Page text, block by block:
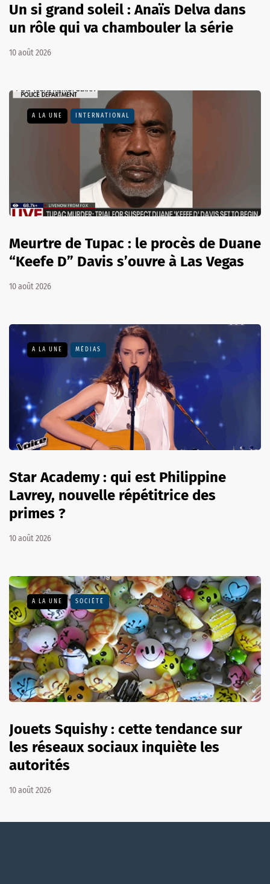
Un si grand soleil : Anaïs Delva dans
un rôle qui va chambouler la série
10 août 2026
A LA UNE INTERNATIONAL
Meurtre de Tupac : le procès de Duane
“Keefe D” Davis s’ouvre à Las Vegas
10 août 2026
A LA UNE MÉDIAS
Star Academy : qui est Philippine
Lavrey, nouvelle répétitrice des
primes ?
10 août 2026
A LA UNE SOCIÉTÉ
Jouets Squishy : cette tendance sur
les réseaux sociaux inquiète les
autorités
10 août 2026